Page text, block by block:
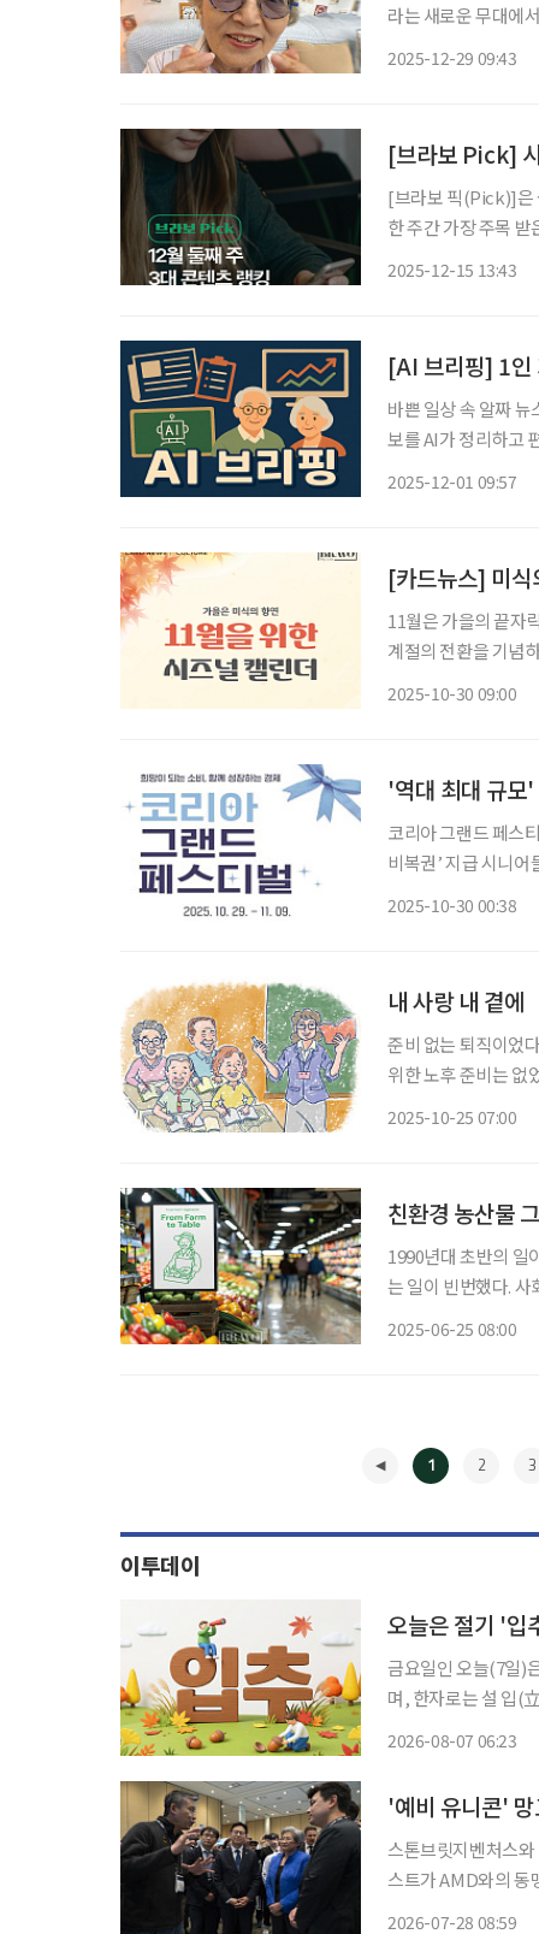
라는 새로운 무대에
2025-12-29 09:43
[브라보 Pick]
[브라보 픽(Pick)]은
한 주간 가장 주목
2025-12-15 13:43
[AI 브리핑] 1
바쁜 일상 속 알짜
보를 AI가 정리하고 편집국 기
2025-12-01 09:57
[카드뉴스] 미
11월은 가을의 끝자
계절의 전환을 기념
2025-10-30 09:00
'역대 최대 규모
코리아 그랜드 페스
비복권’ 지급 시니어들의 장바구니 부담을 덜어줄 ‘한국판 블랙프라이데이’가 열렸다. 30일
2025-10-30 00:38
내 사랑 내 곁에
준비 없는 퇴직이었
위한 노후 준비는 없
2025-10-25 07:00
친환경 농산물
1990년대 초반의 일
는 일이 빈번했다.
2025-06-25 08:00
1 2 3
이투데이
오늘은 절기 '입
금요일인 오늘(7일)
며, 한자로는 설 입(立),
2026-08-07 06:23
'예비 유니콘'
스톤브릿지벤처스
스트가 AMD와의 동맹을 기
2026-07-28 08:59